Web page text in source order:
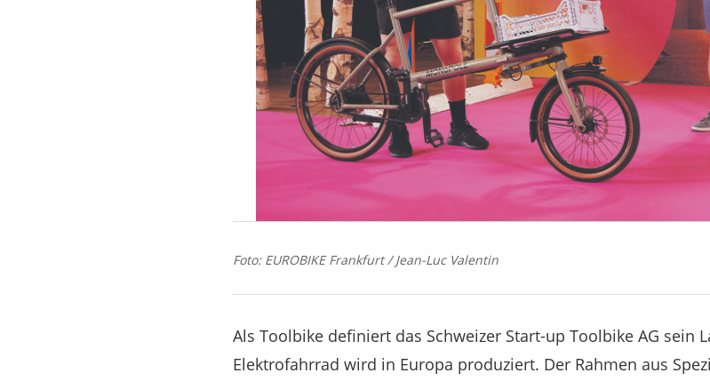
Foto: EUROBIKE Frankfurt / Jean-Luc Valentin
Als Toolbike definiert das Schweizer Start-up Toolbike AG sein
Elektrofahrrad wird in Europa produziert. Der Rahmen aus